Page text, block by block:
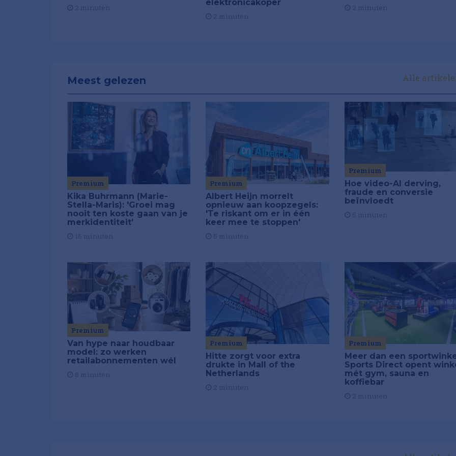
elektronicakoper
Meest gelezen Alle
Premium
Kika Buhrmann (Marie-
Stella-Maris): 'Groei mag
nooit ten koste gaan van je
merkidentiteit'
Premium
Albert Heijn morrelt
opnieuw aan koopzegels:
'Te riskant om er in één
keer mee te stoppen'
Premium
Hoe video-AI derving,
fraude en conversie
beïnvloedt
Premium
Van hype naar houdbaar
model: zo werken
retailabonnementen wél
Premium
Hitte zorgt voor extra
drukte in Mall of the
Netherlands
Premium
Meer dan een
Sports Direct opent
mét gym, sauna en
koffiebar